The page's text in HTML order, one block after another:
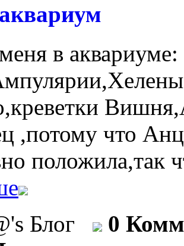
в аквариуме:
,потому что
положила,так
Блог
0